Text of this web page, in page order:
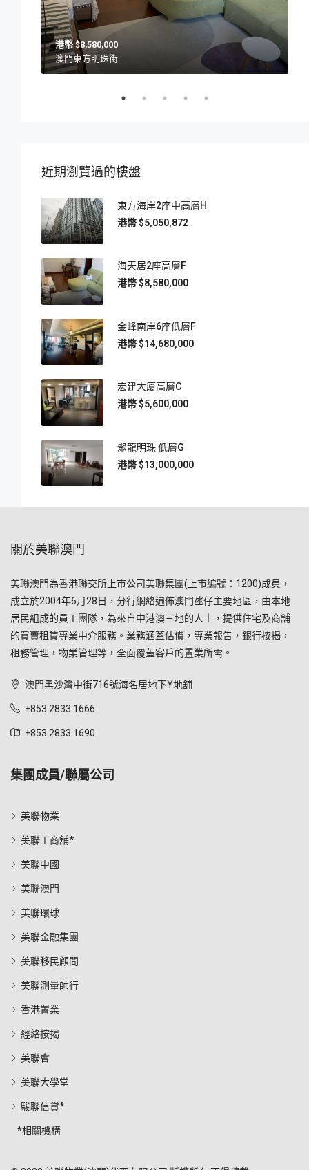
$8,580,000
澳門東方明珠街
近期瀏覽過的樓盤
東方海岸2座中高層H
$5,050,872
海天居2座高層F
$8,580,000
金峰南岸6座低層F
$14,680,000
宏建大廈高層C
$5,600,000
聚龍明珠 低層G
$13,000,000
關於美聯澳門
美聯澳門為香港聯交所上市公司美聯集團(上市編號：1200)成員，
成立於2004年6月28日，分行網絡遍佈澳門氹仔主要地區，由本地
居民組成的員工團隊，為來自中港澳三地的人士，提供住宅及商舖
的買賣租賃專業中介服務。業務涵蓋估價，專業報告，銀行按揭，
租務管理，物業管理等，全面覆蓋客戶的置業所需。
澳門黑沙灣中街716號海名居地下Y地舖
+853 2833 1666
+853 2833 1690
集團成員/聯屬公司
美聯物業
美聯工商舖*
美聯中國
美聯澳門
美聯環球
美聯金融集團
美聯移民顧問
美聯測量師行
香港置業
經絡按揭
美聯會
美聯大學堂
駿聯信貸*
*相關機構